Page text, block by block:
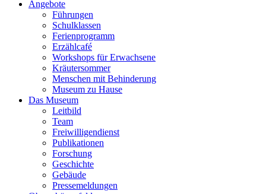
Angebote
Führungen
Schulklassen
Ferienprogramm
Erzählcafé
Workshops für Erwachsene
Kräutersommer
Menschen mit Behinderung
Museum zu Hause
Das Museum
Leitbild
Team
Freiwilligendienst
Publikationen
Forschung
Geschichte
Gebäude
Pressemeldungen